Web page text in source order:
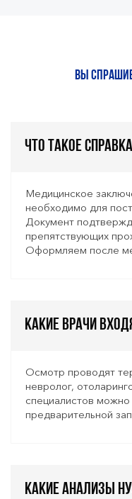
Вы
Что такое
Медицинское
необходимо для
Документ
препятствующих
Оформляем после
Какие врачи
Осмотр проводят
невролог,
специалистов
предварительной
Какие анализы